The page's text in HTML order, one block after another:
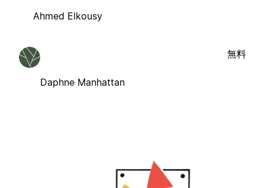
Ahmed Elkousy
Daphne Manhattan
無料